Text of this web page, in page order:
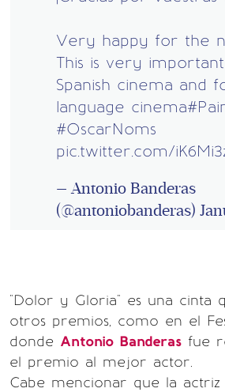
Very happy for the
This is very
Spanish cinema and
language cinema
#OscarNoms
pic.twitter.com/
— Antonio Banderas
(@antoniobanderas)
"Dolor y Gloria" es una cinta
otros premios, como en el
donde Antonio Banderas fue
el premio al mejor actor.
Cabe mencionar que la